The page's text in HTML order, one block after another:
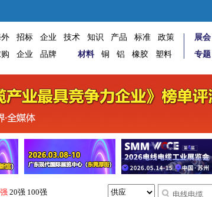
招标 企业 技术 知识 产品 标准
政策
企业 品牌 材料 铜 铝 橡胶 塑料
展会
专题
20强 100强